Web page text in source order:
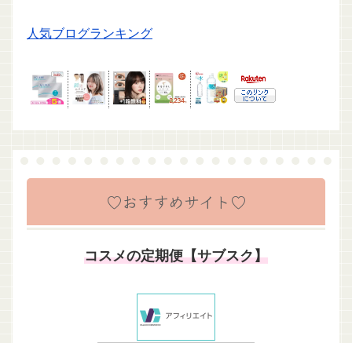
人気ブログランキング
♡おすすめサイト♡
コスメの定期便【サブスク】